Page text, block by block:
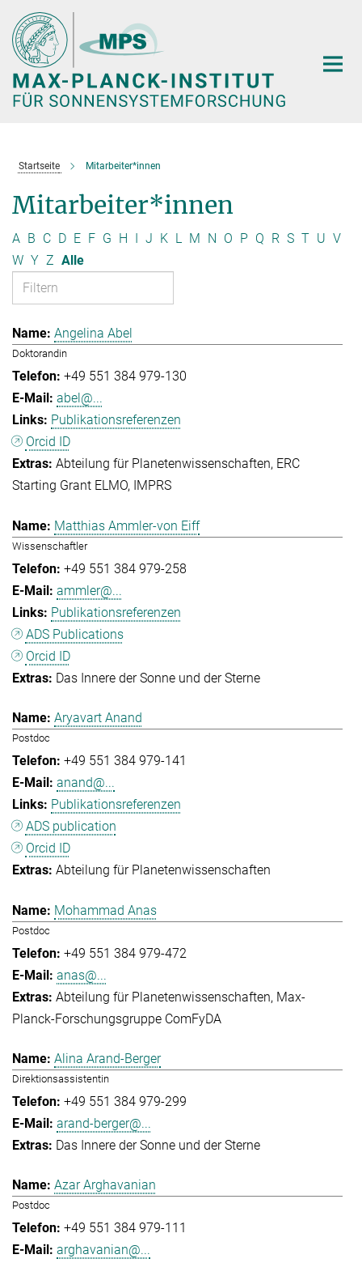
Hauptinhalt
Startseite Mitarbeiter*innen
Mitarbeiter*innen
A B C D E F G H I J K L M N O P Q R S T U V
W Y Z Alle
Angelina Abel
Doktorandin
+49 551 384 979-130
abel@...
Publikationsreferenzen
Orcid ID
Abteilung für Planetenwissenschaften ERC
Starting Grant ELMO
IMPRS
Matthias Ammler-von Eiff
Wissenschaftler
+49 551 384 979-258
ammler@...
Publikationsreferenzen
ADS Publications
Orcid ID
Das Innere der Sonne und der Sterne
Aryavart Anand
Postdoc
+49 551 384 979-141
anand@...
Publikationsreferenzen
ADS publication
Orcid ID
Abteilung für Planetenwissenschaften
Mohammad Anas
Postdoc
+49 551 384 979-472
anas@...
Abteilung für Planetenwissenschaften Max-
Planck-Forschungsgruppe ComFyDA
Alina Arand-Berger
Direktionsassistentin
+49 551 384 979-299
arand-berger@...
Das Innere der Sonne und der Sterne
Azar Arghavanian
Postdoc
+49 551 384 979-111
arghavanian@...